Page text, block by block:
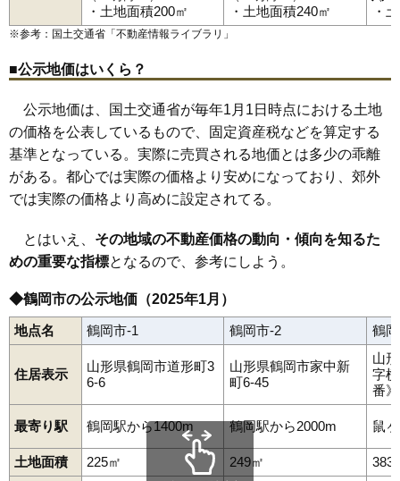
81 水沢 5.0万円 76万円 -9.6%
83 羽黒町赤川 4.7万円 498万円 -0.8%
84 藤島 4.6万円 102万円 -16.2%
85 三瀬 4.6万円 365万円 -4.4%
86 藤浪 4.6万円 690万円 -1.4%
87 上藤島 4.3万円 121万円 -12.4%
88 白山 4.2万円 413万円
89 鼠ケ関 4.0万円 340万円 -13.5%
90 湯野浜 4.0万円 445万円
92 覚岸寺 3.3万円
93 中田 305万円 -7.4%
西目 3.2万円 249万円 -10.7%
加茂 133万円 -5.5%
3.1万円
98 文下 3.0万円 1,804万円 0.2%
・土地面積200㎡ ・土地面積240㎡ ・
※参考：国土交通省「不動産情報ライブラリ 」
■公示地価はいくら？
公示地価は、国土交通省が毎年1月1日時点における土地
の価格を公表しているもので、固定資産税などを算定する
基準となっている。実際に売買される地価とは多少の乖離
がある。都心では実際の価格より安めになっており、郊外
では実際の価格より高めに設定されてる。
とはいえ、 その地域の不動産価格の動向・傾向を知るた
めの重要な指標となるので、参考にしよう。
◆鶴岡市の公示地価（2025年1月）
地点名 鶴岡市-1 鶴岡市-2 鶴
住居表示
山形県鶴岡市道形町3
6-6
山形県鶴岡市家中新
町6-45
山
字
番》
最寄り駅 鶴岡駅から1400m 鶴岡駅から2000m 鼠
土地面積 225㎡ 249㎡ 383
寺田 道形町常盤木栃屋 友江友江町鳥居町
苗津町中清水中田長沼新形町西荒屋錦町西新斎町西目布目
鼠ケ関のぞみ町羽黒町赤川羽黒町荒川
羽黒町松尾 馬場町 日枝
日和田町藤沢藤島藤浪藤の花双葉町文園町平成町文下本町
八色木柳田 矢馳湯温海湯田川湯野沢 湯野浜由良陽光町
淀川町若葉町 北茅原町
あつみ温泉駅五十川駅 三瀬駅羽前水沢駅
羽前大山駅鶴岡駅藤島駅